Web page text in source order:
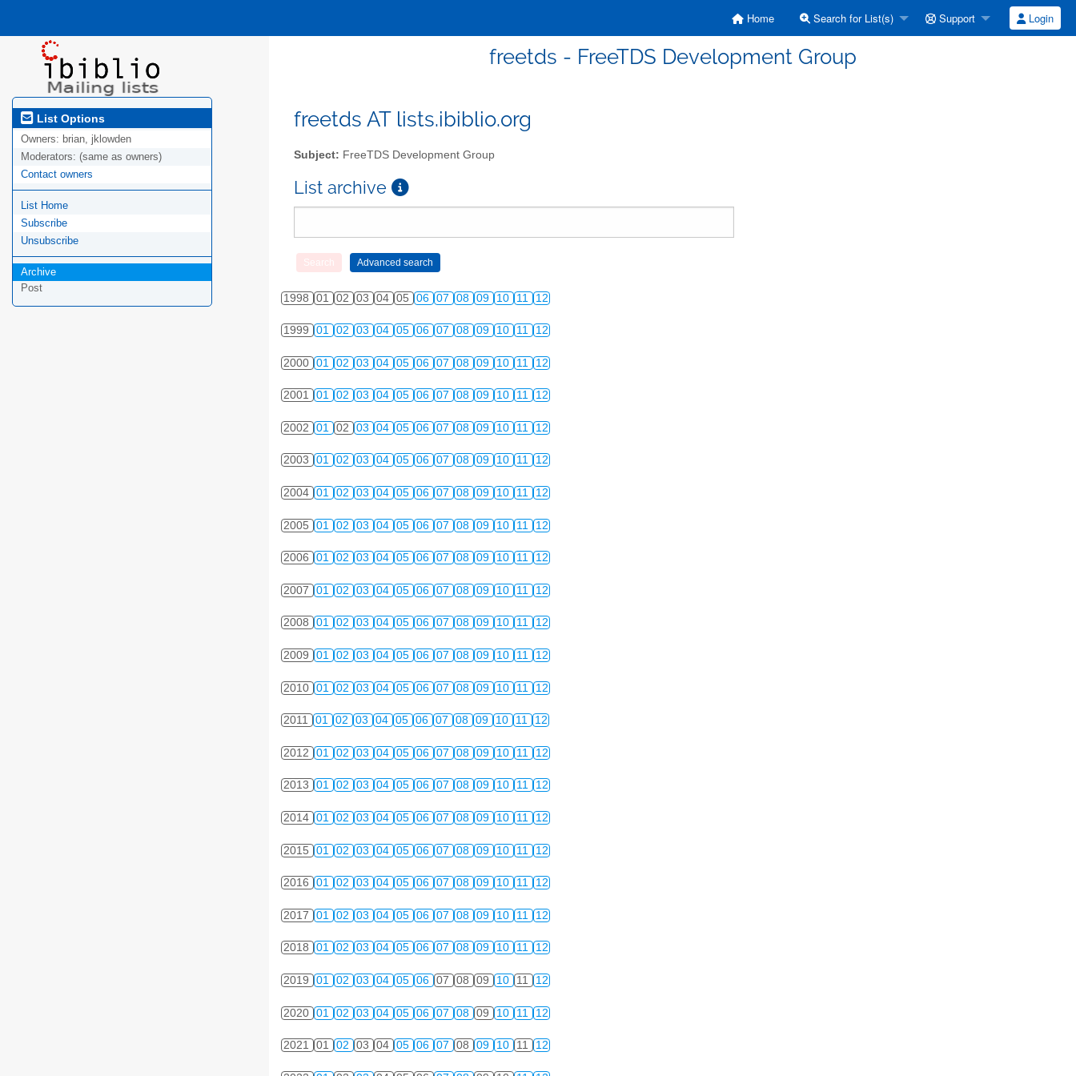
Home Search for List(s) Support Login
freetds - FreeTDS Development Group
List Options
Owners: brian, jklowden
Moderators: (same as owners)
Contact owners
List Home
Subscribe
Unsubscribe
Archive
Post
freetds AT lists.ibiblio.org
Subject: FreeTDS Development Group
List archive
1998 01 02 03 04 05 06 07 08 09 10 11 12
1999 01 02 03 04 05 06 07 08 09 10 11 12
2000 01 02 03 04 05 06 07 08 09 10 11 12
2001 01 02 03 04 05 06 07 08 09 10 11 12
2002 01 02 03 04 05 06 07 08 09 10 11 12
2003 01 02 03 04 05 06 07 08 09 10 11 12
2004 01 02 03 04 05 06 07 08 09 10 11 12
2005 01 02 03 04 05 06 07 08 09 10 11 12
2006 01 02 03 04 05 06 07 08 09 10 11 12
2007 01 02 03 04 05 06 07 08 09 10 11 12
2008 01 02 03 04 05 06 07 08 09 10 11 12
2009 01 02 03 04 05 06 07 08 09 10 11 12
2010 01 02 03 04 05 06 07 08 09 10 11 12
2011 01 02 03 04 05 06 07 08 09 10 11 12
2012 01 02 03 04 05 06 07 08 09 10 11 12
2013 01 02 03 04 05 06 07 08 09 10 11 12
2014 01 02 03 04 05 06 07 08 09 10 11 12
2015 01 02 03 04 05 06 07 08 09 10 11 12
2016 01 02 03 04 05 06 07 08 09 10 11 12
2017 01 02 03 04 05 06 07 08 09 10 11 12
2018 01 02 03 04 05 06 07 08 09 10 11 12
2019 01 02 03 04 05 06 07 08 09 10 11 12
2020 01 02 03 04 05 06 07 08 09 10 11 12
2021 01 02 03 04 05 06 07 08 09 10 11 12